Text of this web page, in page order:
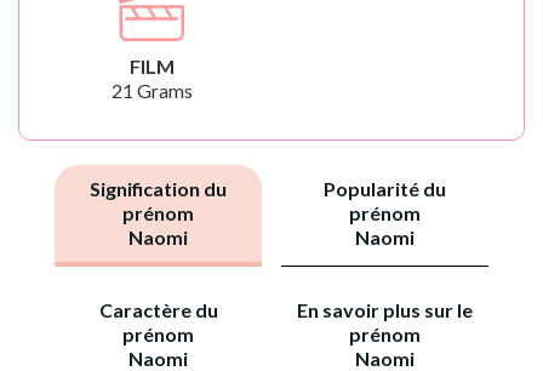
FILM
21 Grams
Signification du
prénom
Naomi
Popularité du
prénom
Naomi
Caractère du
prénom
Naomi
En savoir plus sur le
prénom
Naomi